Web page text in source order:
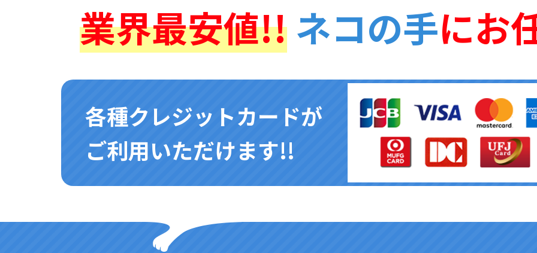
業界最安値!! ネコの手にお
各種クレジットカードが
ご利用いただけます!!